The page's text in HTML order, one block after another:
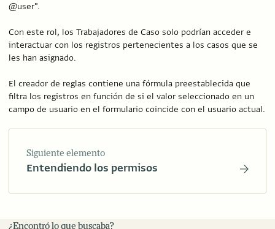
@user".
Con este rol, los Trabajadores de Caso solo podrían acceder e
interactuar con los registros pertenecientes a los casos que se
les han asignado.
El creador de reglas contiene una fórmula preestablecida que
filtra los registros en función de si el valor seleccionado en un
campo de usuario en el formulario coincide con el usuario actual.
Siguiente elemento
Entendiendo los permisos
¿Encontró lo que buscaba?